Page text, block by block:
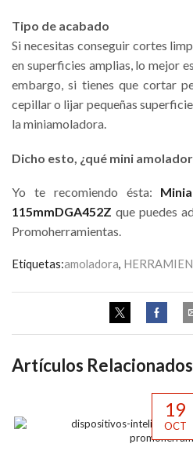
Tipo de acabado
Si necesitas conseguir cortes
en superficies amplias, lo mejor
embargo, si tienes que cortar
cepillar o lijar pequeñas
la miniamoladora.
Dicho esto, ¿qué mini
Yo te recomiendo ésta:
115mmDGA452Z que puedes
Promoherramientas.
Etiquetas:amoladora,
Artículos Relacionados
19
OCT